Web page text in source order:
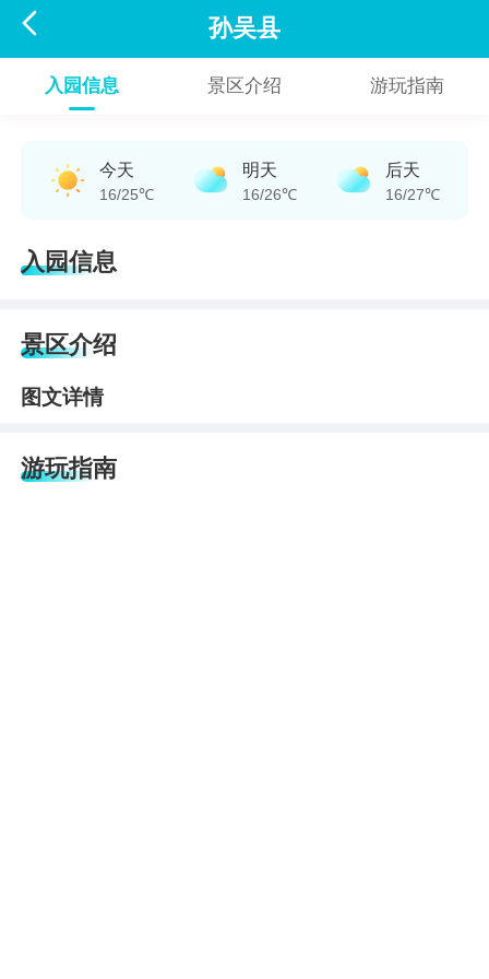
 孙吴县
入园信息 景区介绍 游玩指南
今天
16/25℃
明天
16/26℃
后天
16/27℃
入园信息
景区介绍
图文详情
游玩指南